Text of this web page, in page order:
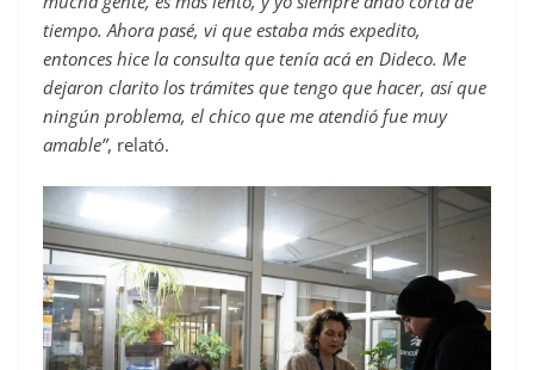
tiempo. Ahora pasé, vi que estaba más expedito,
entonces hice la consulta que tenía acá en Dideco. Me
dejaron clarito los trámites que tengo que hacer, así que
ningún problema, el chico que me atendió fue muy
amable”, relató.